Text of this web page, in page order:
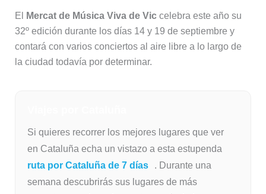
El Mercat de Música Viva de Viccelebra este año su
32º edición durante los días 14 y 19 de septiembre y
contará con varios conciertos al aire libre a lo largo de
la ciudad todavía por determinar.
Si quieres recorrer los mejores lugares que ver
en Cataluña echa un vistazo a esta estupenda
ruta por Cataluña de 7 días
. Durante una
semana descubrirás sus lugares de más